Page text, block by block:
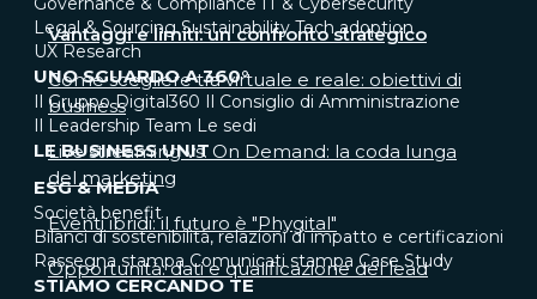
Legal & Sourcing Sustainability Tech adoption
UX Research
UNO SGUARDO A 360°
Il Gruppo Digital360 Il Consiglio di Amministrazione
Il Leadership Team Le sedi
LE BUSINESS UNIT
ESG & MEDIA
Società benefit
Bilanci di sostenibilità, relazioni di impatto e certificazioni
Rassegna stampa Comunicati stampa Case Study
STIAMO CERCANDO TE
Vantaggi e limiti: un confronto strategico
Come scegliere tra virtuale e reale: obiettivi di
business
Live streaming vs. On Demand: la coda lunga
del marketing
Eventi ibridi: il futuro è "Phygital"
Opportunità: dati e qualificazione del lead